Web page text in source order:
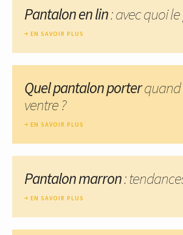
Pantalon en lin: avec quoi
EN SAVOIR PLUS
Quel pantalon porter
ventre ?
EN SAVOIR PLUS
Pantalon marron:
EN SAVOIR PLUS